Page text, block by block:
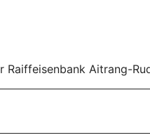
Raiffeisenbank Aitrang-